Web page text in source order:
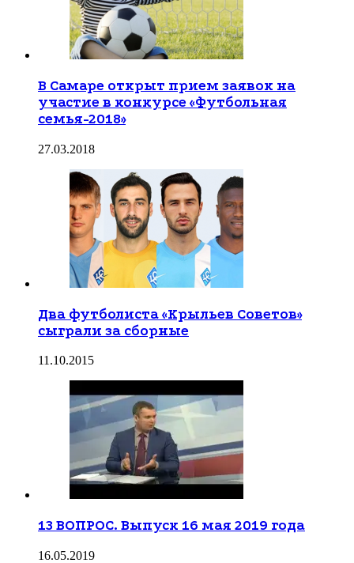
В Самаре открыт прием заявок на
участие в конкурсе «Футбольная
семья-2018»
27.03.2018
Два футболиста «Крыльев Советов»
сыграли за сборные
11.10.2015
13 ВОПРОС. Выпуск 16 мая 2019 года
16.05.2019